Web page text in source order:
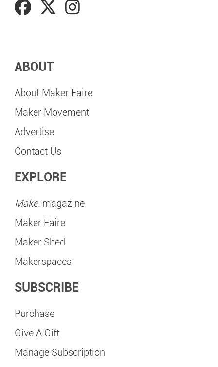
ABOUT
About Maker Faire
Maker Movement
Advertise
Contact Us
EXPLORE
Make:magazine
Maker Faire
Maker Shed
Makerspaces
SUBSCRIBE
Purchase
Give A Gift
Manage Subscription